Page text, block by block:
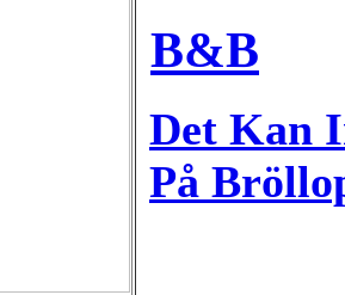
B&B
Det Kan
På